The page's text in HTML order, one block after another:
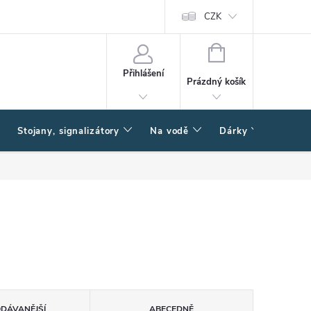
CZK
Přihlášení
NÁKUPNÍ
Prázdný košík
Stojany, signalizátory Na vodě Dárky